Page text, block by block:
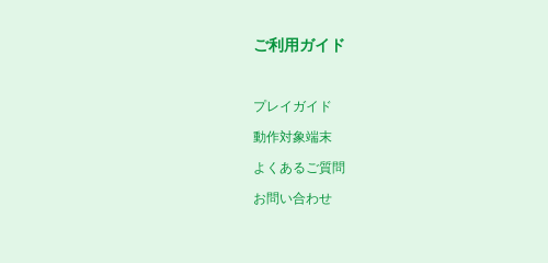
ご利用ガイド
プレイガイド
動作対象端末
よくあるご質問
お問い合わせ